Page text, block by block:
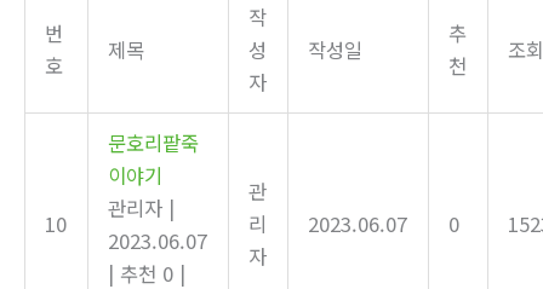
번
호
제목
작
성
자
작성일
추
천
조
10
문호리팥죽
이야기
관리자 |
2023.06.07
| 추천 0 |
관
리
자
2023.06.07 0